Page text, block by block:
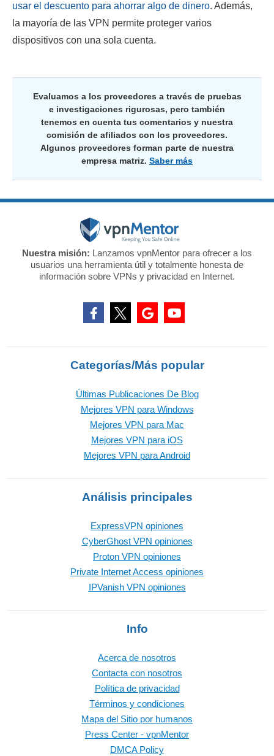
usar el descuento para ahorrar algo de dinero. Además,
la mayoría de las VPN permite proteger varios
dispositivos con una sola cuenta.
Evaluamos a los proveedores a través de pruebas
e investigaciones rigurosas, pero también
tenemos en cuenta tus comentarios y nuestra
comisión de afiliados con los proveedores.
Algunos proveedores forman parte de nuestra
empresa matriz. Saber más
Nuestra misión: Lanzamos vpnMentor para ofrecer a los
usuarios una herramienta útil y totalmente honesta de
información sobre VPNs y privacidad en Internet.
Categorías/Más popular
Últimas Publicaciones De Blog
Mejores VPN para Windows
Mejores VPN para Mac
Mejores VPN para iOS
Mejores VPN para Android
Análisis principales
ExpressVPN opiniones
CyberGhost VPN opiniones
Proton VPN opiniones
Private Internet Access opiniones
IPVanish VPN opiniones
Info
Acerca de nosotros
Contacta con nosotros
Política de privacidad
Términos y condiciones
Mapa del Sitio por humanos
Press Center - vpnMentor
DMCA Policy